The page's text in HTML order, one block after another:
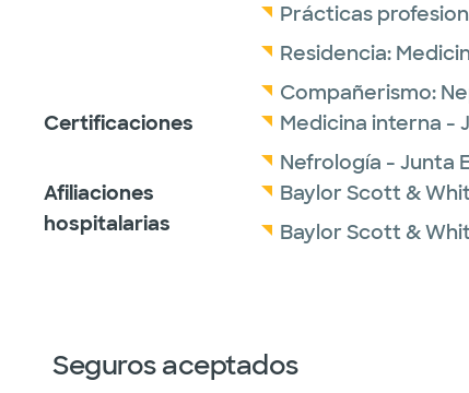
Prácticas
Residencia:
Compañerismo:
Certificaciones
Medicina interna -
Nefrología - Junta
Afiliaciones
hospitalarias
Baylor Scott &
Baylor Scott &
Seguros aceptados